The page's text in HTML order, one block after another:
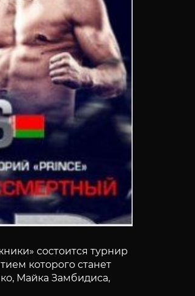
состоится турнир
которого станет
Майка Замбидиса,